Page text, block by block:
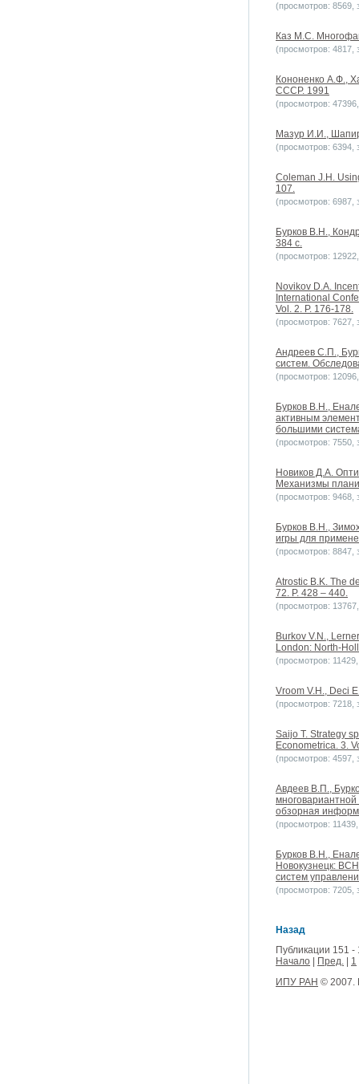
(просмотров: 8569,
Каз М.С.
(просмотров: 4817,
Кононенко А.Ф.,
СССР. 1991
(просмотров:
Мазур И.И.,
(просмотров: 6394,
Coleman J.H.
107.
(просмотров: 6987,
Бурков В.Н.,
384 с.
(просмотров:
Novikov D.A.
International
Vol. 2. P. 176-178.
(просмотров: 7627,
Андреев С.П.,
систем.
(просмотров:
Бурков B.H.,
активным
большими
(просмотров: 7550,
Новиков Д.А.
Механизмы
(просмотров: 9468,
Бурков B.H.,
игры для
(просмотров: 8847,
Atrostic B.K. The
72. P. 428 – 440.
(просмотров:
Burkov V.N.,
London: North-
(просмотров:
Vroom V.H., Deci
(просмотров: 7218,
Saijo T. Strategy
Econometrica. 3.
(просмотров: 4597,
Авдеев В.П.,
обзорная
(просмотров:
Бурков B.H.,
Новокузнецк:
систем
(просмотров: 7205,
Назад
Публикации 151 -
Начало
Пред.
1
ИПУ РАН © 2007.